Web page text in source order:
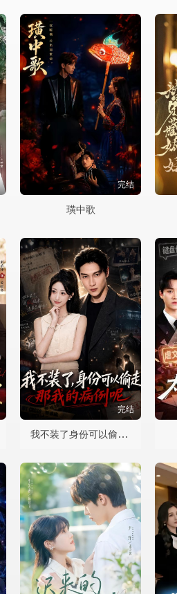
完结
璜中歌
完结
我不装了身份可以偷走那我的病例呢